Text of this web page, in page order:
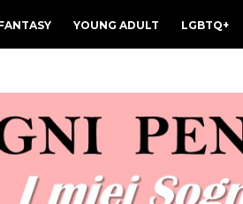
YOUNG ADULT LGBTQ+